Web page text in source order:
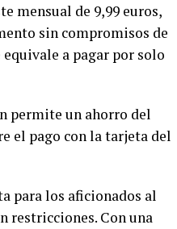
mensual de 9,99 euros,
sin compromisos de
a pagar por solo
permite un ahorro del
el pago con la tarjeta del
para los aficionados al
restricciones. Con una